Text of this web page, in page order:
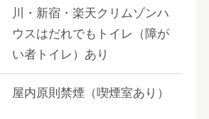
川・新宿・楽天クリムゾンハ
ウスはだれでもトイレ（障が
い者トイレ）あり
屋内原則禁煙（喫煙室あり）